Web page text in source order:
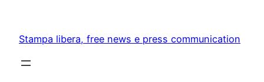
content
Stampa libera, free news e press communication